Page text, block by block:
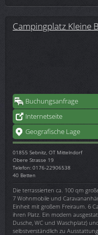
Campingplatz Kleine
Buchungsanfrage
Internetseite
Geografische Lage
01855 Sebnitz, OT Mittelndorf
Obere Strasse 19
Telefon: 0176-22906538
40 Betten
Die terrassierten ca. 100 qm
7 Wohnmobile und
Einheit mit großem Freiraum. 6
ihren Platz. Ein modern
Dusche, WC und Waschplatz)
selbstverständlich zu Ausstattung